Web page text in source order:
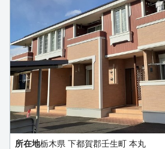
所在地栃木県 下都賀郡壬生町 本丸